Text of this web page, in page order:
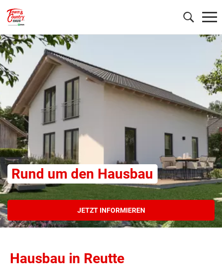
Rund um den Hausbau
JETZT INFORMIEREN
Hausbau in Reutte
Wonach möchten Sie suchen?